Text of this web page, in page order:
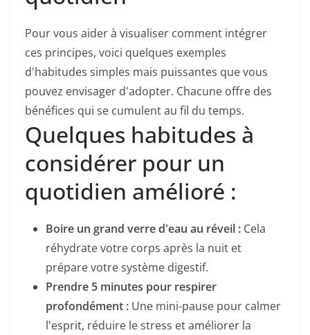
Pour vous aider à visualiser comment intégrer
ces principes, voici quelques exemples
d'habitudes simples mais puissantes que vous
pouvez envisager d'adopter. Chacune offre des
bénéfices qui se cumulent au fil du temps.
Quelques habitudes à
considérer pour un
quotidien amélioré :
Boire un grand verre d'eau au réveil : Cela
réhydrate votre corps après la nuit et
prépare votre système digestif.
Prendre 5 minutes pour respirer
profondément : Une mini-pause pour calmer
l'esprit, réduire le stress et améliorer la